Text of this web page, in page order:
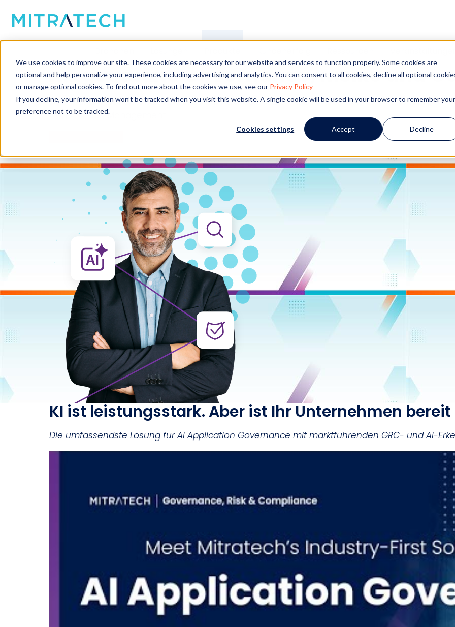
We use cookies to improve our site. These cookies are necessary for our website and services to function properly. Some cookies are
optional and help personalize your experience, including advertising and analytics. You can consent to all cookies, decline all optional
or manage optional cookies. To find out more about the cookies we use, see our Privacy Policy
If you decline, your information won’t be tracked when you visit this website. A single cookie will be used in your browser to remember your
preference not to be tracked.
Cookies settings Accept Decline
KI-gestützte Governance, Risiko und
Das marktführende GRC-Portfolio von Mitratech basiert auf fortschrittlicher KI und ML für ein
Compliance-Management.
KI ist leistungsstark. Aber ist Ihr Unternehmen
Die umfassendste Lösung für AI Application Governance mit marktführenden GRC- und AI-